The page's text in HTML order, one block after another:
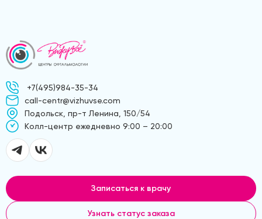
+7(495)984-35-34
call-centr@vizhuvse.com
Подольск, пр-т Ленина, 150/54
Kолл-центр ежедневно 9:00 – 20:00
Записаться к врачу
Узнать статус заказа